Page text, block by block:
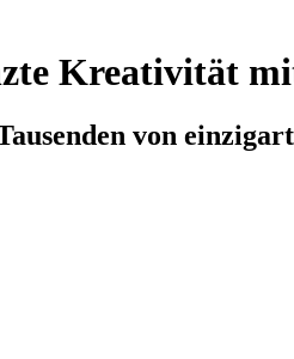
Kreativität
von